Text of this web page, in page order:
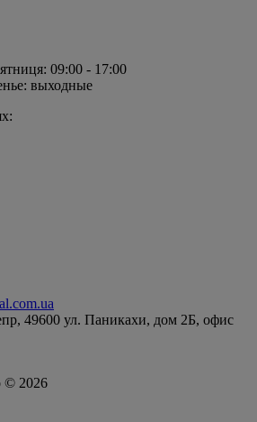
09:00 - 17:00
выходные
49600 ул. Паникахи, дом 2Б, офис
© 2026